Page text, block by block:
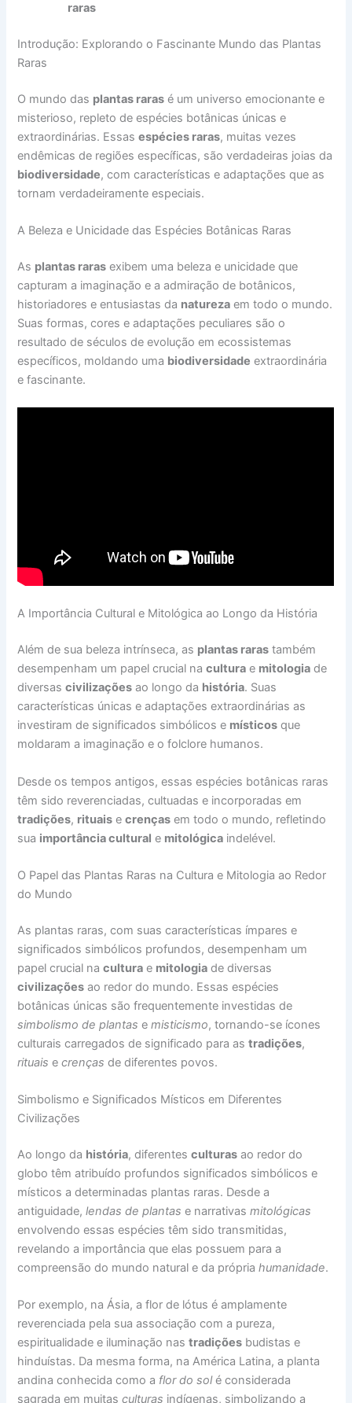
raras
Introdução: Explorando o Fascinante Mundo das Plantas
Raras
O mundo das plantas raras é um universo emocionante e
misterioso, repleto de espécies botânicas únicas e
extraordinárias. Essasespécies raras, muitas vezes
endêmicas de regiões específicas, são verdadeiras joias da
biodiversidade, com características e adaptações que as
tornam verdadeiramente especiais.
A Beleza e Unicidade das Espécies Botânicas Raras
As plantas raras exibem uma beleza e unicidade que
capturam a imaginação e a admiração de botânicos,
historiadores e entusiastas da natureza em todo o mundo.
Suas formas, cores e adaptações peculiares são o
resultado de séculos de evolução em ecossistemas
específicos, moldando uma biodiversidade extraordinária
e fascinante.
A Importância Cultural e Mitológica ao Longo da História
Além de sua beleza intrínseca, as plantas raras também
desempenham um papel crucial nacultura e mitologia de
diversascivilizações ao longo da história. Suas
características únicas e adaptações extraordinárias as
investiram de significados simbólicos e místicos que
moldaram a imaginação e o folclore humanos.
Desde os tempos antigos, essas espécies botânicas raras
têm sido reverenciadas, cultuadas e incorporadas em
tradições, rituais ecrenças em todo o mundo, refletindo
sua importância cultural e mitológica indelével.
O Papel das Plantas Raras na Cultura e Mitologia ao Redor
do Mundo
As plantas raras, com suas características ímpares e
significados simbólicos profundos, desempenham um
papel crucial nacultura e mitologia de diversas
civilizações ao redor do mundo. Essas espécies
botânicas únicas são frequentemente investidas de
simbolismo de plantas emisticismo, tornando-se ícones
culturais carregados de significado para astradições,
rituais ecrenças de diferentes povos.
Simbolismo e Significados Místicos em Diferentes
Civilizações
Ao longo da história, diferentesculturas ao redor do
globo têm atribuído profundos significados simbólicos e
místicos a determinadas plantas raras. Desde a
antiguidade,lendas de plantas e narrativasmitológicas
envolvendo essas espécies têm sido transmitidas,
revelando a importância que elas possuem para a
compreensão do mundo natural e da própriahumanidade.
Por exemplo, na Ásia, a flor de lótus é amplamente
reverenciada pela sua associação com a pureza,
espiritualidade e iluminação nastradições budistas e
hinduístas. Da mesma forma, na América Latina, a planta
andina conhecida como a flor do solé considerada
sagrada em muitasculturas indígenas, simbolizando a